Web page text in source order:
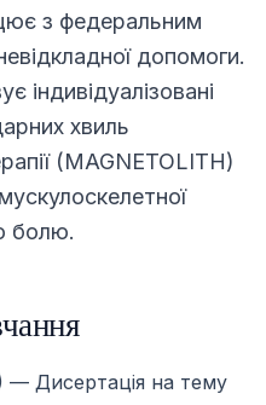
з федеральним
допомоги.
індивідуалізовані
хвиль
(MAGNETOLITH)
болю.
Дисертація на тему